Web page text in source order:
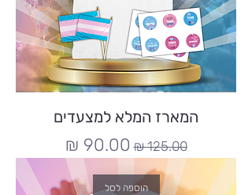
המארז המלא למצעדים
מחיר רגיל‏125.00 ‏₪ מחיר מבצע
הוספה לסל